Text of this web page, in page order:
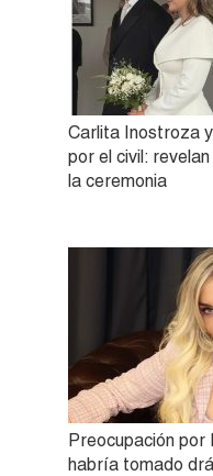
Carlita Inostroza
por el civil:
la ceremonia
Preocupación por
habría tomado